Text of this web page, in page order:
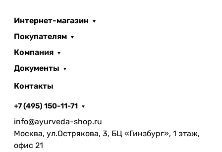
Интернет-магазин
Покупателям
Компания
Документы
Контакты
+7 (495) 150-11-71
info@ayurveda-shop.ru
Москва, ул.Острякова, 3, БЦ «Гинзбург», 1 этаж,
офис 21